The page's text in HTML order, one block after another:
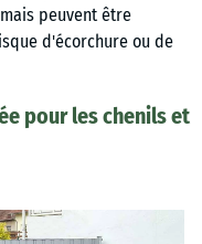
peuvent être
d'écorchure ou de
pour les chenils et